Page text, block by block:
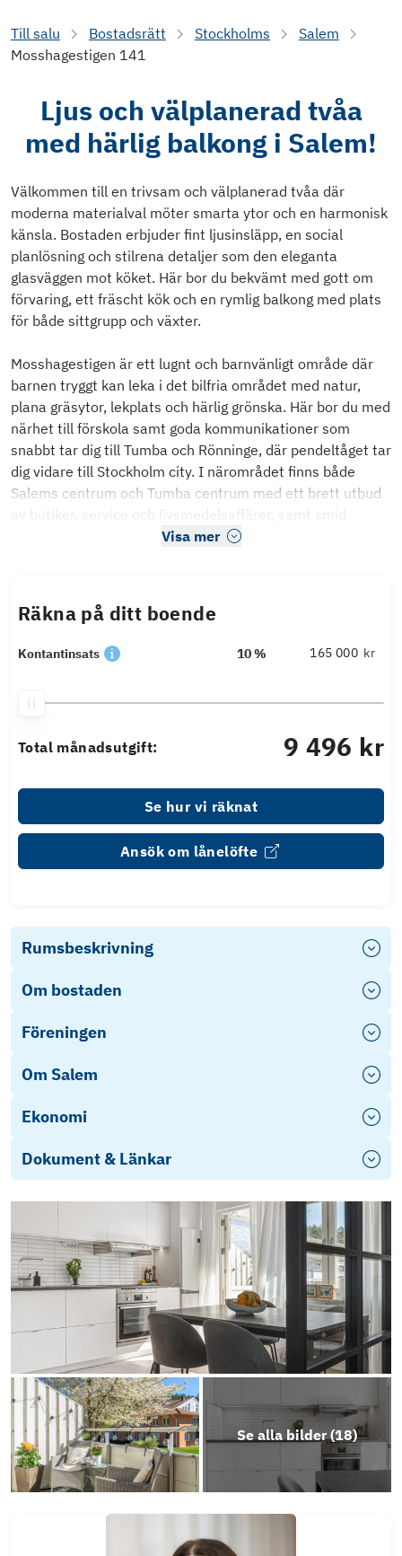
Till salu Bostadsrätt Stockholms
Salem
Mosshagestigen 141
Ljus och välplanerad tvåa
med härlig balkong i Salem!
Välkommen till en trivsam och välplanerad tvåa där
moderna materialval möter smarta ytor och en harmonisk
känsla. Bostaden erbjuder fint ljusinsläpp, en social
planlösning och stilrena detaljer som den eleganta
glasväggen mot köket. Här bor du bekvämt med gott om
förvaring, ett fräscht kök och en rymlig balkong med plats
för både sittgrupp och växter.
Mosshagestigen är ett lugnt och barnvänligt område där
barnen tryggt kan leka i det bilfria området med natur,
plana gräsytor, lekplats och härlig grönska. Här bor du med
närhet till förskola samt goda kommunikationer som
snabbt tar dig till Tumba och Rönninge, där pendeltåget tar
dig vidare till Stockholm city. I närområdet finns både
Salems centrum och Tumba centrum med ett brett utbud
av butiker, service och livsmedelsaffärer, samt smid
Visa mer
Räkna på ditt boende
Kontantinsats 10 % kr
Total månadsutgift: 9 496 kr
Se hur vi räknat
Ansök om lånelöfte
Rumsbeskrivning
Om bostaden
Föreningen
Om Salem
Ekonomi
Dokument & Länkar
Stadgar
Årsredovisning 2024
Revisionsberättelse
Objektsbeskrivning
Se alla bilder (18)